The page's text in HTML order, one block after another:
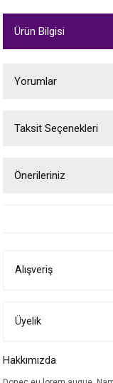
Ürün Bilgisi
Yorumlar
Taksit Seçenekleri
Önerileriniz
Ürün bilgilerinde hatalar
Bu ürüne benzer farklı
Alışveriş
Üyelik
Hakkımızda